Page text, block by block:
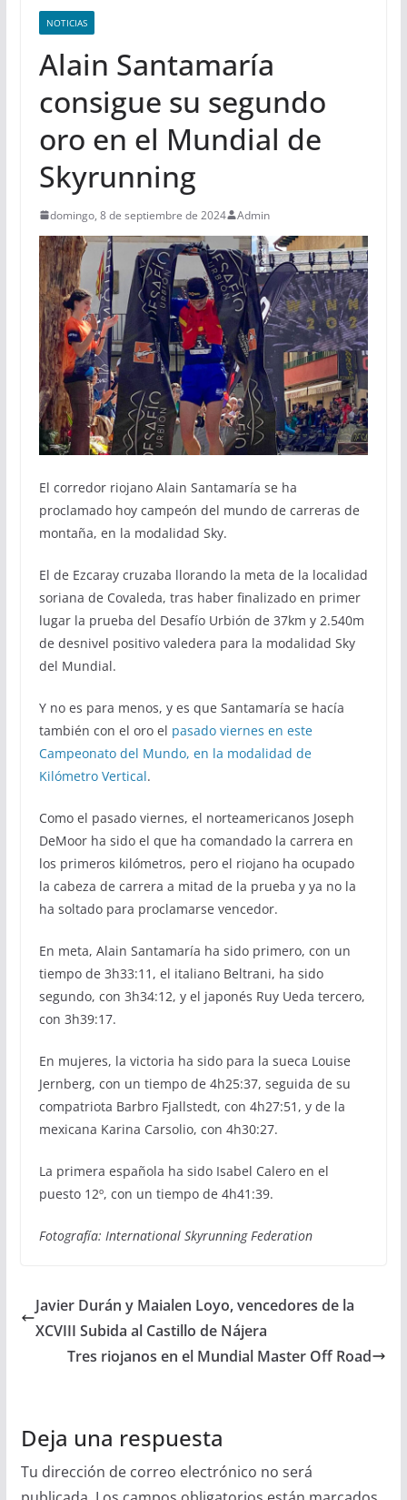
NOTICIAS
Alain Santamaría
consigue su segundo
oro en el Mundial de
Skyrunning
domingo, 8 de septiembre de 2024 Admin
El corredor riojano Alain Santamaría se ha
proclamado hoy campeón del mundo de carreras de
montaña, en la modalidad Sky.
El de Ezcaray cruzaba llorando la meta de la localidad
soriana de Covaleda, tras haber finalizado en primer
lugar la prueba del Desafío Urbión de 37km y 2.540m
de desnivel positivo valedera para la modalidad Sky
del Mundial.
Y no es para menos, y es que Santamaría se hacía
también con el oro el pasado viernes en este
Campeonato del Mundo, en la modalidad de
Kilómetro Vertical.
Como el pasado viernes, el norteamericanos Joseph
DeMoor ha sido el que ha comandado la carrera en
los primeros kilómetros, pero el riojano ha ocupado
la cabeza de carrera a mitad de la prueba y ya no la
ha soltado para proclamarse vencedor.
En meta, Alain Santamaría ha sido primero, con un
tiempo de 3h33:11, el italiano Beltrani, ha sido
segundo, con 3h34:12, y el japonés Ruy Ueda tercero,
con 3h39:17.
En mujeres, la victoria ha sido para la sueca Louise
Jernberg, con un tiempo de 4h25:37, seguida de su
compatriota Barbro Fjallstedt, con 4h27:51, y de la
mexicana Karina Carsolio, con 4h30:27.
La primera española ha sido Isabel Calero en el
puesto 12º, con un tiempo de 4h41:39.
Fotografía: International Skyrunning Federation
Javier Durán y Maialen Loyo, vencedores de la
XCVIII Subida al Castillo de Nájera
Tres riojanos en el Mundial Master Off Road
Deja una respuesta
Tu dirección de correo electrónico no será